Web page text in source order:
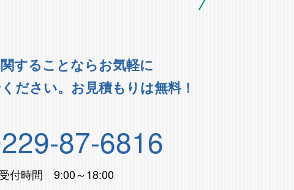
することならお気軽に
ださい。お見積もりは無料！
87-6816
受付時間 9:00～18:00